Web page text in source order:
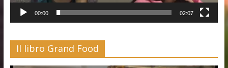
00:00 02:07
Il libro Grand Food